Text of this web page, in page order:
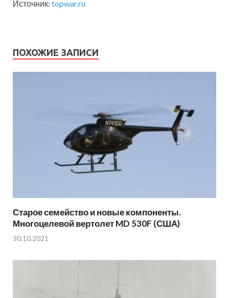
Источник: topwar.ru
ПОХОЖИЕ ЗАПИСИ
Старое семейство и новые компоненты.
Многоцелевой вертолет MD 530F (США)
30.10.2021